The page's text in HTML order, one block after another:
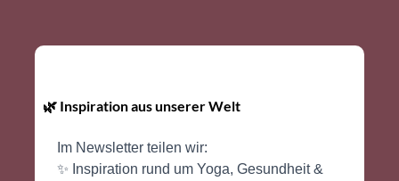
🌿 Inspiration aus unserer Welt
Im Newsletter teilen wir:
✨ Inspiration rund um Yoga, Gesundheit &